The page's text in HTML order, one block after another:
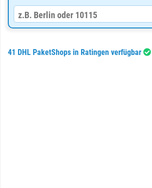
41 DHL PaketShops in Ratingen verfügbar